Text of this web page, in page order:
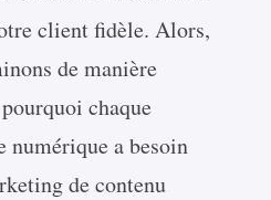
client fidèle. Alors,
de manière
chaque
numérique a besoin
de contenu